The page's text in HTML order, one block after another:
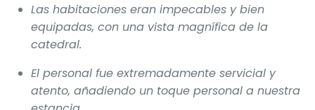
Las habitaciones eran impecables y bien
equipadas, con una vista magnífica de la
catedral.
El personal fue extremadamente servicial y
atento, añadiendo un toque personal a nuestra